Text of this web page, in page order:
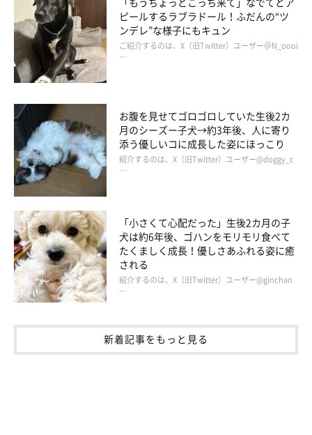
ピールするラブラドール！ふだんの“ツ
ンデレ”な様子にもキュン
ご紹介するのは、X（旧Twitter）ユーザー＠N_oooi
…
お腹を見せてゴロゴロしていた生後2カ
月のシーズー子犬→約3年後、人に寄り
添う優しいコに成長した姿にほっこり
紹介するのは、X（旧Twitter）ユーザー@doggy_c
…
「小さくて心配だった」生後2カ月の子
犬は約6年後、ゴハンをモリモリ食べて
たくましく成長！優しさあふれる姿に癒
される
紹介するのは、X（旧Twitter）ユーザー@ginchan
…
新着記事をもっと見る